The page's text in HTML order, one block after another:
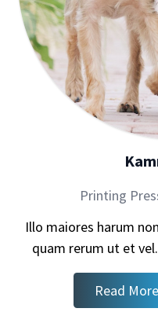
Printing
Illo maiores harum
quam rerum ut et
Read More